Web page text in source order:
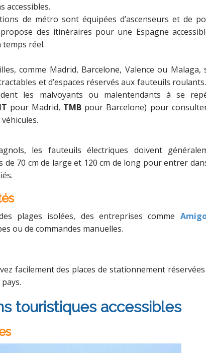
accessibles.
de métro sont équipées d’ascenseurs et de
des itinéraires pour une Espagne
temps réel.
comme Madrid, Barcelone, Valence ou Malaga,
et d’espaces réservés aux fauteuils
les malvoyants ou malentendants à se
pour Madrid, TMB pour Barcelone) pour
les fauteuils électriques doivent
de 70 cm de large et 120 cm de long pour entrer
plages isolées, des entreprises comme
ou de commandes manuelles.
facilement des places de stationnement
touristiques accessibles